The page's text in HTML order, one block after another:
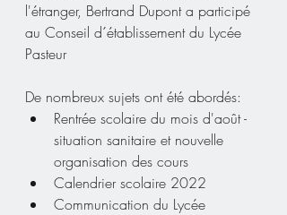
l'étranger, Bertrand Dupont a participé
au Conseil d´établissement du Lycée
Pasteur
De nombreux sujets ont été abordés:
Rentrée scolaire du mois d'août -
situation sanitaire et nouvelle
organisation des cours
Calendrier scolaire 2022
Communication du Lycée